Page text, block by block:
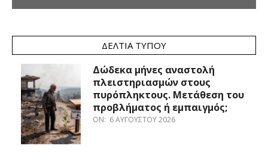
ΔΕΛΤΊΑ ΤΎΠΟΥ
Δώδεκα μήνες αναστολή
πλειστηριασμών στους
πυρόπληκτους. Μετάθεση του
προβλήματος ή εμπαιγμός;
ON: 6 ΑΥΓΟΎΣΤΟΥ 2026